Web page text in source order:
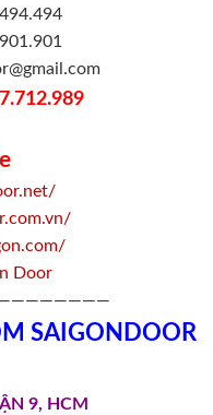
Door
SAIGONDOOR
9, HCM